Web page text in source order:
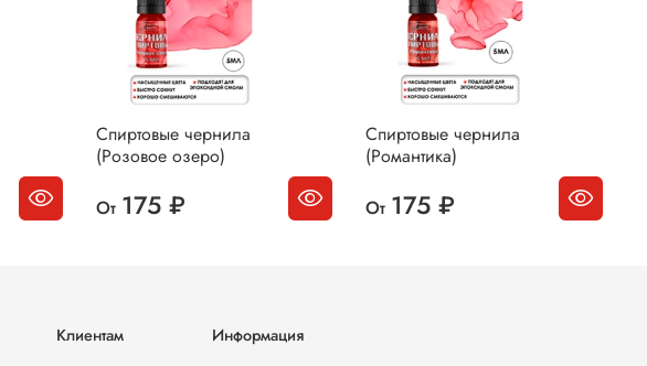
Спиртовые чернила
(Розовое озеро)
От 175 ₽
Спиртовые чернила
(Романтика)
От 175 ₽
Клиентам
Информация